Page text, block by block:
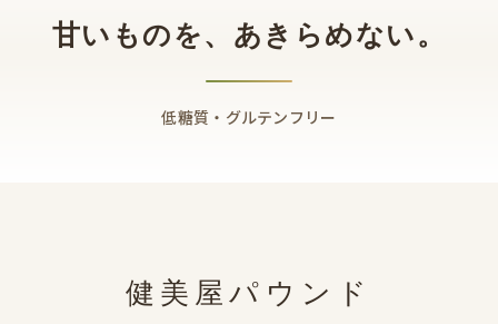
甘いものを、あきらめない。
低糖質・グルテンフリー
健美屋パウンド